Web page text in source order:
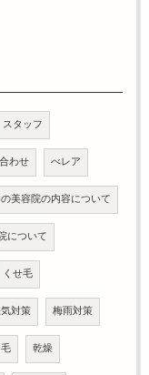
スタッフ
わせ べレア
美容院の内容について
について
くせ毛
対策 梅雨対策
乾燥